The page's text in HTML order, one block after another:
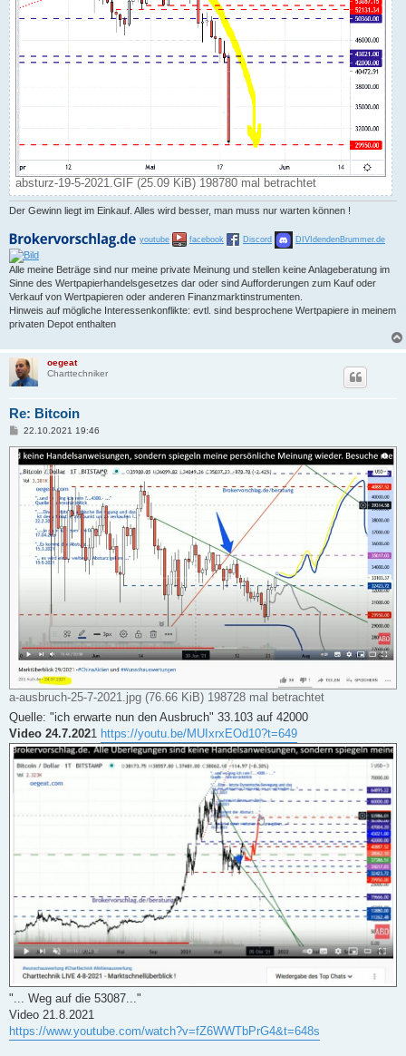
absturz-19-5-2021.GIF (25.09 KiB) 198780 mal betrachtet
Der Gewinn liegt im Einkauf. Alles wird besser, man muss nur warten können !
youtube facebook Discord DIVIdendenBrummer.de
Alle meine Beträge sind nur meine private Meinung und stellen keine Anlageberatung im
Sinne des Wertpapierhandelsgesetzes dar oder sind Aufforderungen zum Kauf oder
Verkauf von Wertpapieren oder anderen Finanzmarktinstrumenten.
Hinweis auf mögliche Interessenkonflikte: evtl. sind besprochene Wertpapiere in meinem
privaten Depot enthalten
oegeat
Charttechniker
Re: Bitcoin
B
i
t
r
a
22.10.2021 19:46
a-ausbruch-25-7-2021.jpg (76.66 KiB) 198728 mal betrachtet
Quelle: "ich erwarte nun den Ausbruch" 33.103 auf 42000
Video 24.7.2021 https://youtu.be/MUIxrxEOd10?t=649
"... Weg auf die 53087..."
Video 21.8.2021
https://www.youtube.com/watch?v=fZ6WWTbPrG4&t=648s